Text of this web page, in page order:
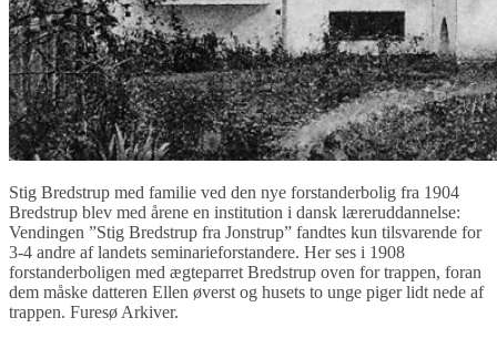
Stig Bredstrup med familie ved den nye forstanderbolig fra 1904
Bredstrup blev med årene en institution i dansk læreruddannelse:
Vendingen ”Stig Bredstrup fra Jonstrup” fandtes kun tilsvarende for
3-4 andre af landets seminarieforstandere. Her ses i 1908
forstanderboligen med ægteparret Bredstrup oven for trappen, foran
dem måske datteren Ellen øverst og husets to unge piger lidt nede af
trappen. Furesø Arkiver.